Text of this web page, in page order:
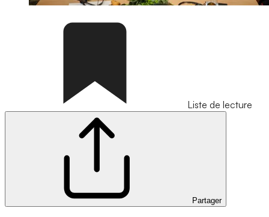
Liste de lecture
Partager